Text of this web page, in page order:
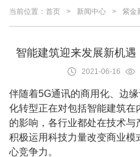
当前位置： 首页 新闻中心 紫金
智能建筑迎来发展新机
2021-06-16
伴随着5G通讯的商用化、边
化转型正在对包括智能建筑在
的影响，各行业都处在技术与
积极运用科技力量改变商业
心竞争力。